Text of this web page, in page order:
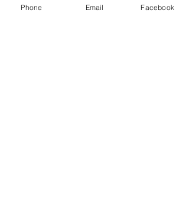
تأكد من أن الموظفين والعائلات يعرفون أنهم (الموظفون) أو
أطفالهم (عائلاتهم) لا ينبغي أن يأتوا إلى المدرسة ، وأنه يجب Phone Email Facebook